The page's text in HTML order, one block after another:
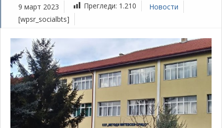
9 март 2023 Прегледи: 1.210
Новости
[wpsr_socialbts]